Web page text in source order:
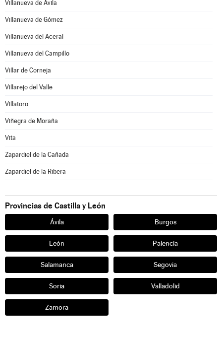
Villanueva de Ávila
Villanueva de Gómez
Villanueva del Aceral
Villanueva del Campillo
Villar de Corneja
Villarejo del Valle
Villatoro
Viñegra de Moraña
Vita
Zapardiel de la Cañada
Zapardiel de la Ribera
Provincias de Castilla y León
Ávila Burgos
León Palencia
Salamanca Segovia
Soria Valladolid
Zamora